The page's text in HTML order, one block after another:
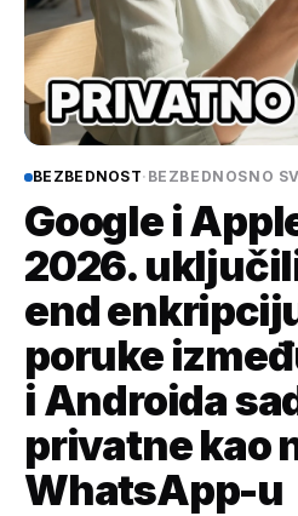
BEZBEDNOST· BEZBEDNOSNO
Google i
2026.
end
poruke
i Androida
privatne kao
WhatsApp-u